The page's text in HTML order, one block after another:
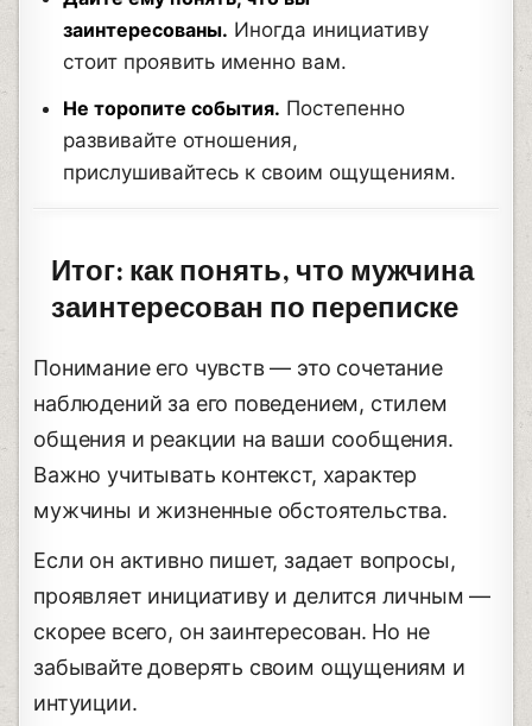
заинтересованы. Иногда инициативу
стоит проявить именно вам.
Не торопите события. Постепенно
развивайте отношения,
прислушивайтесь к своим ощущениям.
Итог: как понять, что мужчина
заинтересован по переписке
Понимание его чувств — это сочетание
наблюдений за его поведением, стилем
общения и реакции на ваши сообщения.
Важно учитывать контекст, характер
мужчины и жизненные обстоятельства.
Если он активно пишет, задает вопросы,
проявляет инициативу и делится личным —
скорее всего, он заинтересован. Но не
забывайте доверять своим ощущениям и
интуиции.